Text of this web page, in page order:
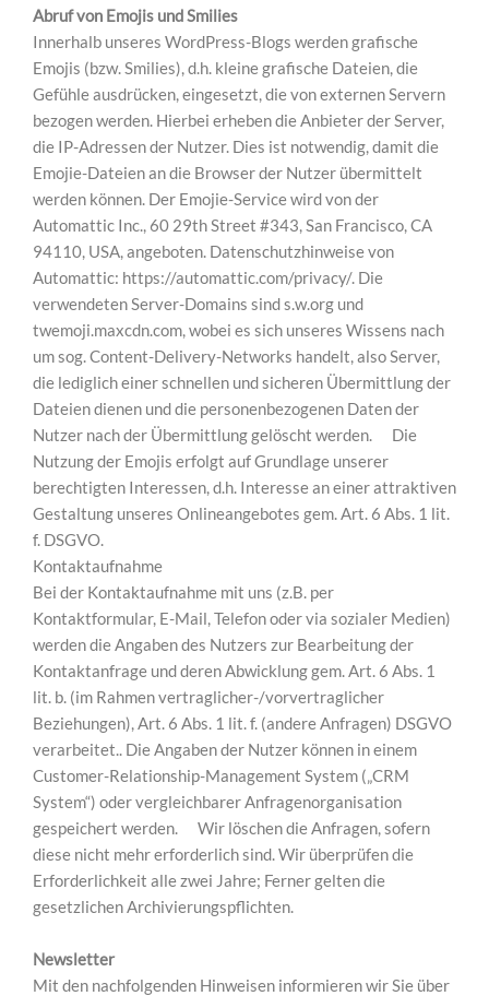
Abruf von Emojis und Smilies
Innerhalb unseres WordPress-Blogs werden grafische
Emojis (bzw. Smilies), d.h. kleine grafische Dateien, die
Gefühle ausdrücken, eingesetzt, die von externen Servern
bezogen werden. Hierbei erheben die Anbieter der Server,
die IP-Adressen der Nutzer. Dies ist notwendig, damit die
Emojie-Dateien an die Browser der Nutzer übermittelt
werden können. Der Emojie-Service wird von der
Automattic Inc., 60 29th Street #343, San Francisco, CA
94110, USA, angeboten. Datenschutzhinweise von
Automattic: https://automattic.com/privacy/. Die
verwendeten Server-Domains sind s.w.org und
twemoji.maxcdn.com, wobei es sich unseres Wissens nach
um sog. Content-Delivery-Networks handelt, also Server,
die lediglich einer schnellen und sicheren Übermittlung der
Dateien dienen und die personenbezogenen Daten der
Nutzer nach der Übermittlung gelöscht werden. Die
Nutzung der Emojis erfolgt auf Grundlage unserer
berechtigten Interessen, d.h. Interesse an einer attraktiven
Gestaltung unseres Onlineangebotes gem. Art. 6 Abs. 1 lit.
f. DSGVO.
Kontaktaufnahme
Bei der Kontaktaufnahme mit uns (z.B. per
Kontaktformular, E-Mail, Telefon oder via sozialer Medien)
werden die Angaben des Nutzers zur Bearbeitung der
Kontaktanfrage und deren Abwicklung gem. Art. 6 Abs. 1
lit. b. (im Rahmen vertraglicher-/vorvertraglicher
Beziehungen), Art. 6 Abs. 1 lit. f. (andere Anfragen) DSGVO
verarbeitet.. Die Angaben der Nutzer können in einem
Customer-Relationship-Management System („CRM
System“) oder vergleichbarer Anfragenorganisation
gespeichert werden. Wir löschen die Anfragen, sofern
diese nicht mehr erforderlich sind. Wir überprüfen die
Erforderlichkeit alle zwei Jahre; Ferner gelten die
gesetzlichen Archivierungspflichten.
Newsletter
Mit den nachfolgenden Hinweisen informieren wir Sie über